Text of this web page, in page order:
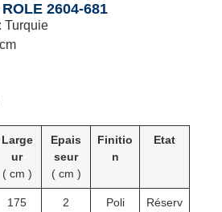
2604-681
Turquie
Large
ur
( cm )
Epais
seur
( cm )
Finitio
n
Etat
175 2 Poli
Réserv